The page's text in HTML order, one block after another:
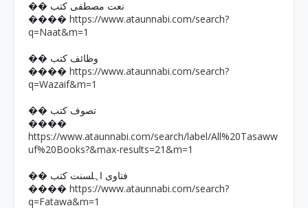
�� نعت مصطفی کتب
���� https://www.ataunnabi.com/search?
q=Naat&m=1
�� وظائف کتب
���� https://www.ataunnabi.com/search?
q=Wazaif&m=1
�� تصوف کتب
����
https://www.ataunnabi.com/search/label/All%20Tasaww
uf%20Books?&max-results=21&m=1
�� فتاوی اہلسنت کتب
���� https://www.ataunnabi.com/search?
q=Fatawa&m=1